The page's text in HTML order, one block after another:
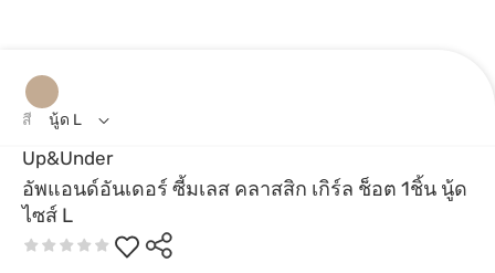
Up&Under
อัพแอนด์อันเดอร์ ซี้มเลส คลาสสิก เกิร์ล ช็อต 1ชิ้น นู้ด
ไซส์ L
สี นู้ด L